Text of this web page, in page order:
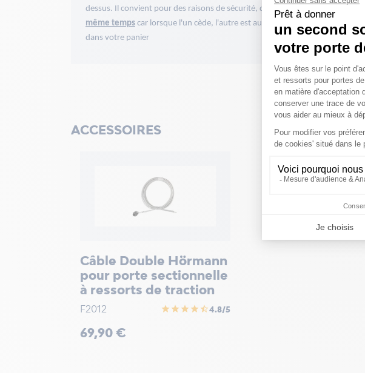
dessus. Il convient pour des raisons de sécurité, de
remplacer les ressorts
même temps car lorsque l'un cède, l'autre est au bord de la rupture. Pensez
dans votre panier
ACCESSOIRES
Câble Double Hörmann
pour porte sectionnelle
à ressorts de traction
F2012 star star star star star_half4.8/5
Prix
69,90 €